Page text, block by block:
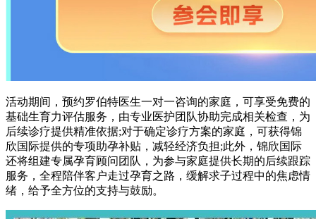
活动期间，预约罗伯特医生一对一咨询的家庭，可享受免费的
基础生育力评估服务，由专业医护团队协助完成相关检查，为
后续诊疗提供精准依据;对于确定诊疗方案的家庭，可获得锦
欣国际提供的专项助孕补贴，减轻经济负担;此外，锦欣国际
还将组建专属孕育顾问团队，为参与家庭提供长期的后续跟踪
服务，全程陪伴客户走过孕育之路，缓解求子过程中的焦虑情
绪，给予全方位的支持与鼓励。